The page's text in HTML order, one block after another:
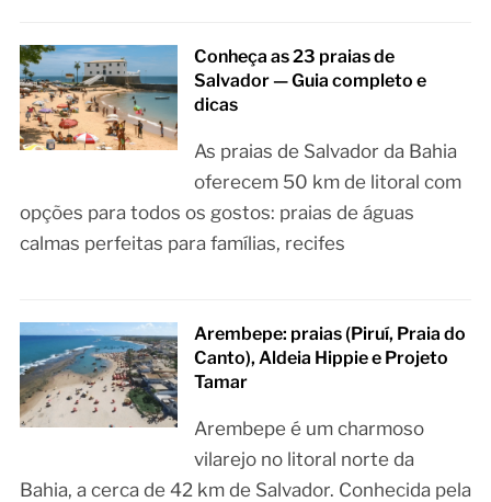
Conheça as 23 praias de
Salvador — Guia completo e
dicas
As praias de Salvador da Bahia
oferecem 50 km de litoral com
opções para todos os gostos: praias de águas
calmas perfeitas para famílias, recifes
Arembepe: praias (Piruí, Praia do
Canto), Aldeia Hippie e Projeto
Tamar
Arembepe é um charmoso
vilarejo no litoral norte da
Bahia, a cerca de 42 km de Salvador. Conhecida pela